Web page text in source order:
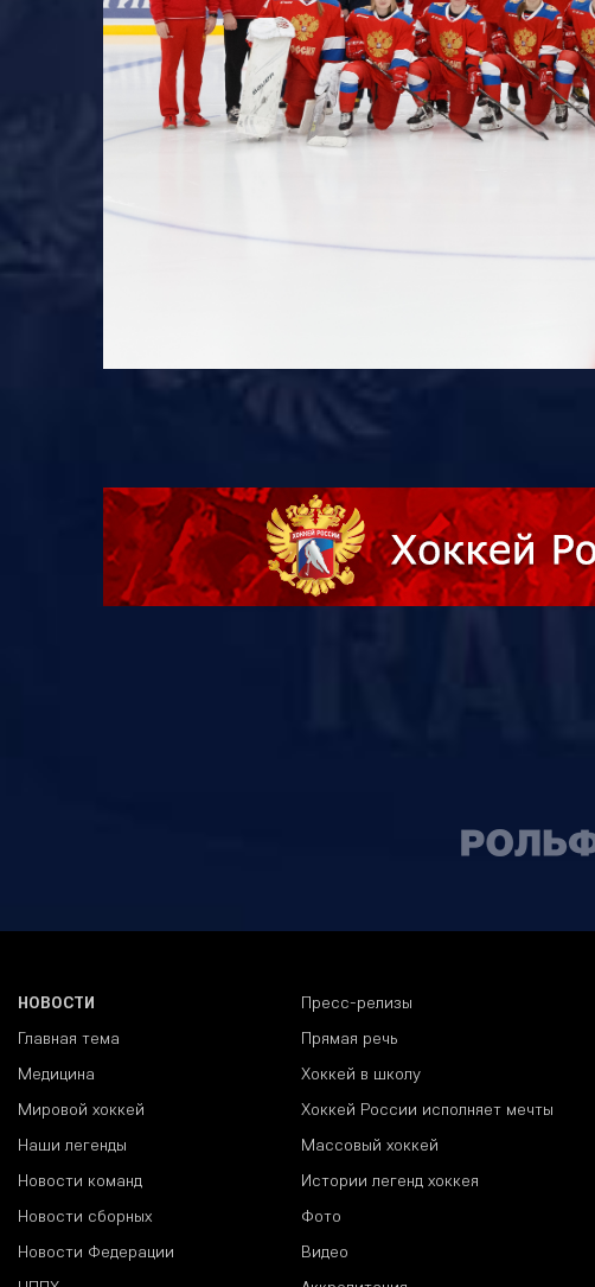
НОВОСТИ
Главная тема
Медицина
Мировой хоккей
Наши легенды
Новости команд
Новости сборных
Новости Федерации
Пресс-релизы
Прямая речь
Хоккей в школу
Хоккей России исполняет мечты
Массовый хоккей
Истории легенд хоккея
Фото
Видео